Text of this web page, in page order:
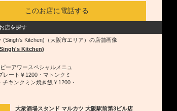
このお店に電話する
店を探す
Kitchen)
ーアワースペシャルメニュ
レート￥1200・マトンクミ
チキンクミン焼き飯￥1200・
大衆酒場スタンド マルカツ 大阪駅前第3ビル店